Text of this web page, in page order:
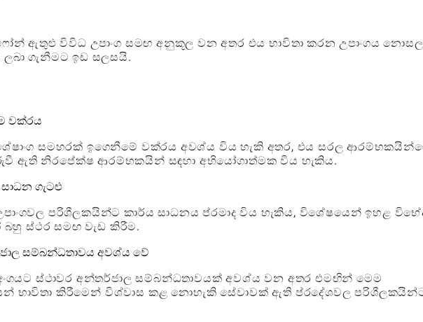
ඇතුළු විවිධ උපාංග සමඟ අනුකූල වන අතර එය භාවිතා කරන උපාංගය
ගැනීමට ඉඩ සලසයි.
වක්රය
සමහරක් ඉගෙනීමේ වක්රය අවශ්ය විය හැකි අතර, එය සරල
ඇති නිරපේක්ෂ ආරම්භකයින් සඳහා අභියෝගාත්මක විය හැකිය.
ගැටළු
පරිශීලකයින්ට කාර්ය සාධනය ප්රමාද විය හැකිය, විශේෂයෙන් ඉහළ
බහු ස්ථර සමඟ වැඩ කිරීම.
සම්බන්ධතාවය අවශ්ය වේ
ස්ථාවර අන්තර්ජාල සම්බන්ධතාවයක් අවශ්ය වන අතර එමඟින් මෙම
භාවිතා කිරීමෙන් විශ්වාස කළ නොහැකි සේවාවක් ඇති ප්රදේශවල